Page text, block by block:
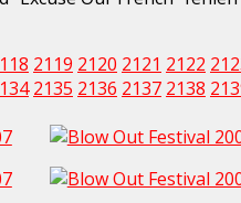
2119 2120 2121 2122
2135 2136 2137 2138